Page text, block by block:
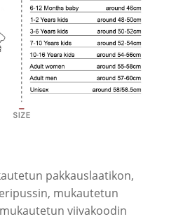
pakkauslaatikon,
mukautetun
viivakoodin